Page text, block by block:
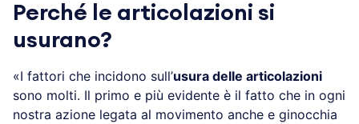
Perché le articolazioni si
usurano?
«I fattori che incidono sull’usura delle articolazioni
sono molti. Il primo e più evidente è il fatto che in ogni
nostra azione legata al movimento anche e ginocchia